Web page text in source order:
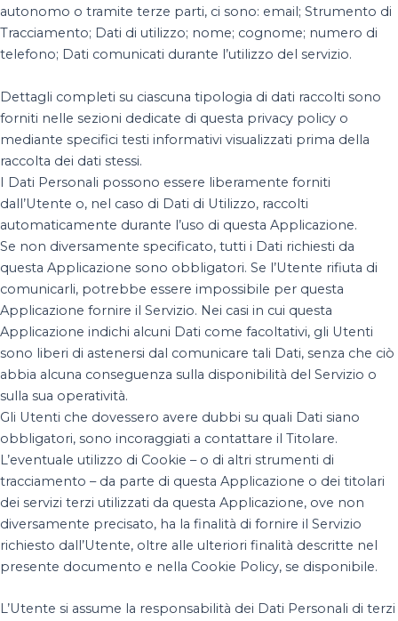
autonomo o tramite terze parti, ci sono: email; Strumento di
Tracciamento; Dati di utilizzo; nome; cognome; numero di
telefono; Dati comunicati durante l’utilizzo del servizio.
Dettagli completi su ciascuna tipologia di dati raccolti sono
forniti nelle sezioni dedicate di questa privacy policy o
mediante specifici testi informativi visualizzati prima della
raccolta dei dati stessi.
I Dati Personali possono essere liberamente forniti
dall’Utente o, nel caso di Dati di Utilizzo, raccolti
automaticamente durante l’uso di questa Applicazione.
Se non diversamente specificato, tutti i Dati richiesti da
questa Applicazione sono obbligatori. Se l’Utente rifiuta di
comunicarli, potrebbe essere impossibile per questa
Applicazione fornire il Servizio. Nei casi in cui questa
Applicazione indichi alcuni Dati come facoltativi, gli Utenti
sono liberi di astenersi dal comunicare tali Dati, senza che ciò
abbia alcuna conseguenza sulla disponibilità del Servizio o
sulla sua operatività.
Gli Utenti che dovessero avere dubbi su quali Dati siano
obbligatori, sono incoraggiati a contattare il Titolare.
L’eventuale utilizzo di Cookie – o di altri strumenti di
tracciamento – da parte di questa Applicazione o dei titolari
dei servizi terzi utilizzati da questa Applicazione, ove non
diversamente precisato, ha la finalità di fornire il Servizio
richiesto dall’Utente, oltre alle ulteriori finalità descritte nel
presente documento e nella Cookie Policy, se disponibile.
L’Utente si assume la responsabilità dei Dati Personali di terzi